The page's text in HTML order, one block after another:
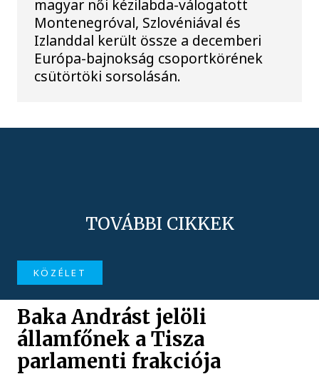
magyar női kézilabda-válogatott
Montenegróval, Szlovéniával és
Izlanddal került össze a decemberi
Európa-bajnokság csoportkörének
csütörtöki sorsolásán.
TOVÁBBI CIKKEK
KÖZÉLET
Baka Andrást jelöli
államfőnek a Tisza
parlamenti frakciója